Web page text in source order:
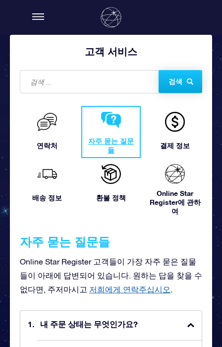
고객 서비스
검색
연락처
자주 묻는 질문
들
결제 정보
배송 정보 환불 정책
Online Star
Register에 관하
여
자주 묻는 질문들
Online Star Register 고객들이 가장 자주 묻은 질물
들이 아래에 답변되어 있습니다. 원하는 답을 찾을 수
없다면, 주저마시고 저희에게 연락주십시오.
내 주문 상태는 무엇인가요?